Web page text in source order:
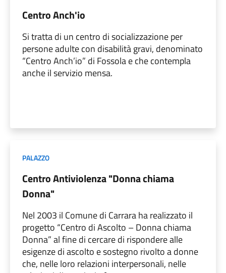
Centro Anch'io
Si tratta di un centro di socializzazione per
persone adulte con disabilità gravi, denominato
“Centro Anch’io” di Fossola e che contempla
anche il servizio mensa.
PALAZZO
Centro Antiviolenza "Donna chiama
Donna"
Nel 2003 il Comune di Carrara ha realizzato il
progetto “Centro di Ascolto – Donna chiama
Donna” al fine di cercare di rispondere alle
esigenze di ascolto e sostegno rivolto a donne
che, nelle loro relazioni interpersonali, nelle